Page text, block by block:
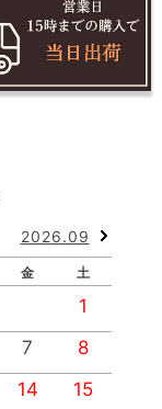
2026.09
金 土
1
7
8
14 15